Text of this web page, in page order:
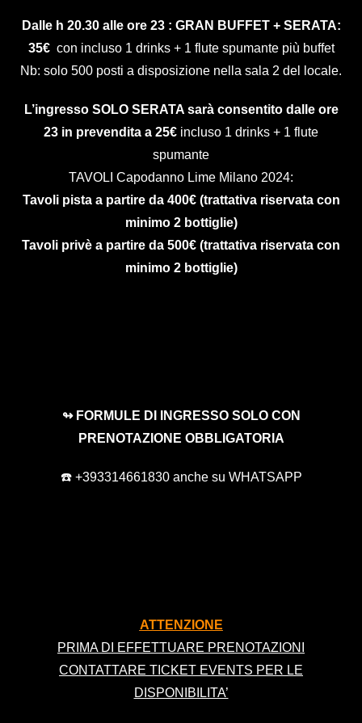
Dalle h 20.30 alle ore 23 : GRAN BUFFET + SERATA:
35€ con incluso 1 drinks + 1 flute spumante più buffet
Nb: solo 500 posti a disposizione nella sala 2 del locale.
L’ingresso SOLO SERATA sarà consentito dalle ore
23 in prevendita a 25€ incluso 1 drinks + 1 flute
spumante
TAVOLI Capodanno Lime Milano 2024:
Tavoli pista a partire da 400€ (trattativa riservata con
minimo 2 bottiglie)
Tavoli privè a partire da 500€ (trattativa riservata con
minimo 2 bottiglie)
↬ FORMULE DI INGRESSO SOLO CON
PRENOTAZIONE OBBLIGATORIA
☎️ +393314661830 anche su WHATSAPP
ATTENZIONE
PRIMA DI EFFETTUARE PRENOTAZIONI
CONTATTARE TICKET EVENTS PER LE
DISPONIBILITA’